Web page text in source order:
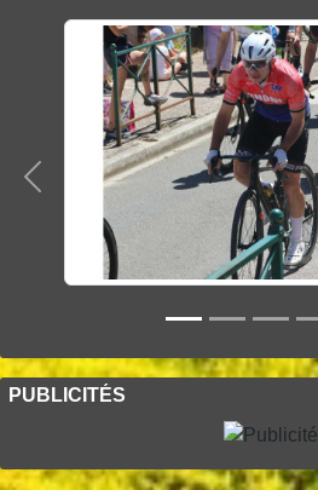
Précedent
PUBLICITÉS